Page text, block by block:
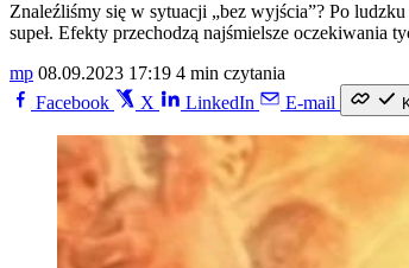
Znaleźliśmy się w sytuacji „bez wyjścia”? Po
supeł. Efekty przechodzą najśmielsze
mp 08.09.2023 17:19 4 min czytania
Facebook
X LinkedIn E-mail